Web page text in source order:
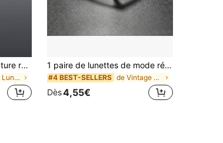
3 pièces Lunettes à monture rectangulaire en plastique pour hommes, style de rue classique épais et élégant, design minimaliste moderne, accessoire de mode polyvalent convenant à la photographie de rue, aux festivals de musique, à la pêche, à la conduite, aux activités de plein air, s'adaptant à tous les types de visage
de Goth Lunettes et accessoires pour hommes
1 paire de lunettes de mode rétro de luxe haut de gamme unisexes, en matériau TR, transparentes, convenant pour le visionnage de la télévision en intérieur, les jeux, l'utilisation de l'ordinateur, les déplacements quotidiens, la protection. Bohème toutes saisons
#4 BEST-SELLERS de Vintage Lunettes et accessoires pour hommes
Dès4,55€